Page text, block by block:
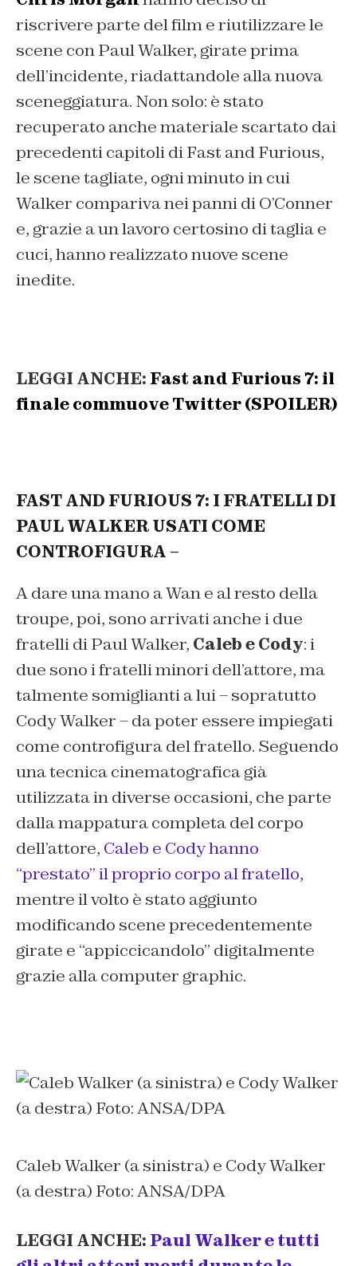
riscrivere parte del film e riutilizzare le
scene con Paul Walker, girate prima
dell’incidente, riadattandole alla nuova
sceneggiatura. Non solo: è stato
recuperato anche materiale scartato dai
precedenti capitoli di Fast and Furious,
le scene tagliate, ogni minuto in cui
Walker compariva nei panni di O’Conner
e, grazie a un lavoro certosino di taglia e
cuci, hanno realizzato nuove scene
inedite.
LEGGI ANCHE: Fast and Furious 7: il
finale commuove Twitter (SPOILER)
FAST AND FURIOUS 7: I FRATELLI DI
PAUL WALKER USATI COME
CONTROFIGURA –
A dare una mano a Wan e al resto della
troupe, poi, sono arrivati anche i due
fratelli di Paul Walker, Caleb e Cody: i
due sono i fratelli minori dell’attore, ma
talmente somiglianti a lui – sopratutto
Cody Walker – da poter essere impiegati
come controfigura del fratello. Seguendo
una tecnica cinematografica già
utilizzata in diverse occasioni, che parte
dalla mappatura completa del corpo
dell’attore, Caleb e Cody hanno
“prestato” il proprio corpo al fratello,
mentre il volto è stato aggiunto
modificando scene precedentemente
girate e “appiccicandolo” digitalmente
grazie alla computer graphic.
Caleb Walker (a sinistra) e Cody Walker
(a destra) Foto: ANSA/DPA
LEGGI ANCHE: Paul Walker e tutti